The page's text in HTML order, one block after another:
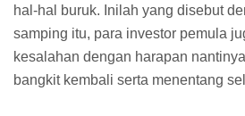
hal-hal buruk. Inilah yang disebut
samping itu, para investor pemula
kesalahan dengan harapan
bangkit kembali serta menentang